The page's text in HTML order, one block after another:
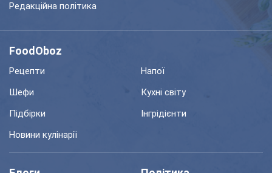
Редакційна політика
FoodOboz
Рецепти
Напої
Шефи
Кухні світу
Підбірки
Інгрідієнти
Новини кулінарії